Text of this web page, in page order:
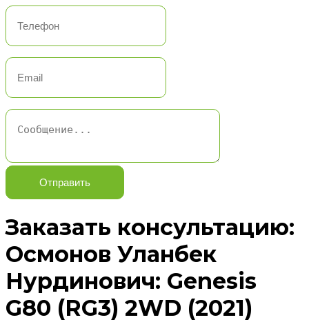
Отправить
Заказать консультацию:
Осмонов Уланбек
Нурдинович: Genesis
G80 (RG3) 2WD (2021)